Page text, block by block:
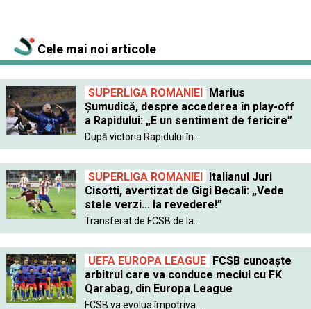
Cele mai noi articole
SUPERLIGA ROMANIEI
Marius
Șumudică, despre accederea în play-off
a Rapidului: „E un sentiment de fericire”
După victoria Rapidului în...
SUPERLIGA ROMANIEI
Italianul Juri
Cisotti, avertizat de Gigi Becali: „Vede
stele verzi... la revedere!”
Transferat de FCSB de la...
UEFA EUROPA LEAGUE
FCSB cunoaște
arbitrul care va conduce meciul cu FK
Qarabag, din Europa League
FCSB va evolua împotriva...